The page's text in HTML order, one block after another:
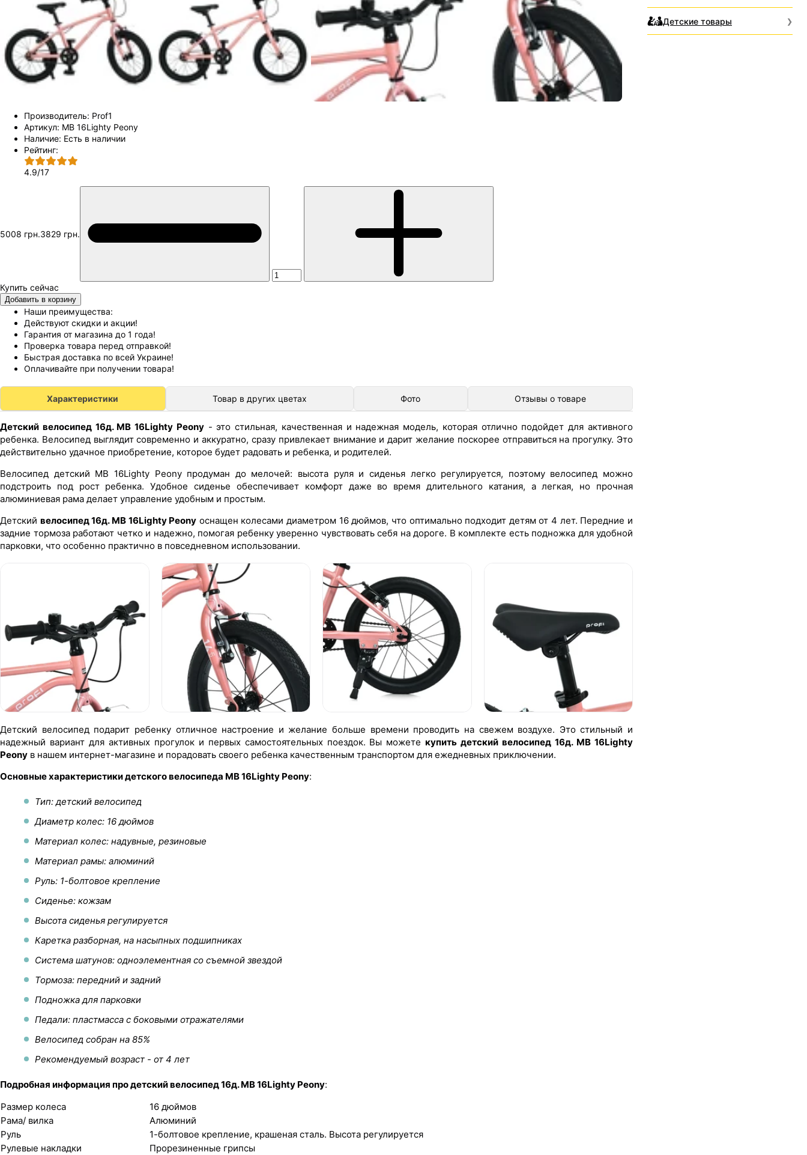
Производитель: Prof1
Артикул: MB 16Lighty Peony
Наличие: Есть в наличии
Рейтинг:
4.9/17
5008 грн.3829 грн.
Добавить в корзину
Наши преимущества:
Действуют скидки и акции!
Гарантия от магазина до 1 года!
Проверка товара перед отправкой!
Быстрая доставка по всей Украине!
Оплачивайте при получении товара!
Характеристики Товар в других цветах Фото Отзывы о товаре
Детский велосипед 16д. MB 16Lighty Peony- это стильная, качественная и надежная модель, которая отлично подойдет для активного
ребенка. Велосипед выглядит современно и аккуратно, сразу привлекает внимание и дарит желание поскорее отправиться на прогулку. Это
действительно удачное приобретение, которое будет радовать и ребенка, и родителей.
Велосипед детский MB 16Lighty Peony продуман до мелочей: высота руля и сиденья легко регулируется, поэтому велосипед можно
подстроить под рост ребенка. Удобное сиденье обеспечивает комфорт даже во время длительного катания, а легкая, но прочная
алюминиевая рама делает управление удобным и простым.
Детский велосипед 16д. MB 16Lighty Peony оснащен колесами диаметром 16 дюймов, что оптимально подходит детям от 4 лет. Передние и
задние тормоза работают четко и надежно, помогая ребенку уверенно чувствовать себя на дороге. В комплекте есть подножка для удобной
парковки, что особенно практично в повседневном использовании.
Детский велосипед подарит ребенку отличное настроение и желание больше времени проводить на свежем воздухе. Это стильный и
надежный вариант для активных прогулок и первых самостоятельных поездок. Вы можетекупить детский велосипед 16д. MB 16Lighty
Peony в нашем интернет-магазине и порадовать своего ребенка качественным транспортом для ежедневных приключении.
Основные характеристики детского велосипеда MB 16Lighty Peony:
Тип: детский велосипед
Диаметр колес: 16 дюймов
Материал колес: надувные, резиновые
Материал рамы: алюминий
Руль: 1-болтовое крепление
Сиденье: кожзам
Высота сиденья регулируется
Каретка разборная, на насыпных подшипниках
Система шатунов: одноэлементная со съемной звездой
Тормоза: передний и задний
Подножка для парковки
Педали: пластмасса с боковыми отражателями
Велосипед собран на 85%
Рекомендуемый возраст - от 4 лет
Подробная информация про детский велосипед 16д. MB 16Lighty Peony:
Размер колеса
16 дюймов
Рама/ вилка
Алюминий
Руль
1-болтовое крепление, крашеная сталь. Высота регулируется
Рулевые накладки
Прорезиненные грипсы
Детские товары